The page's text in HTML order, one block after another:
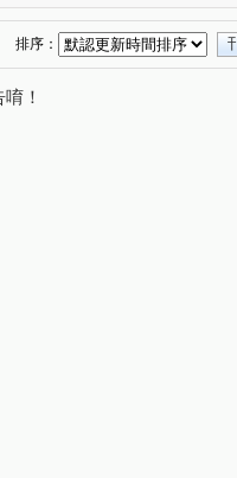
街(1) 光榮街(1) 鶯桃路(1)
(1) 太順街(1) 溪崑一街(1)
排序：
！